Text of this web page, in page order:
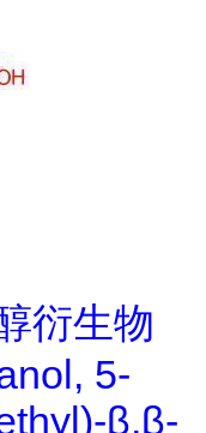
衍生物
5-
β,β-